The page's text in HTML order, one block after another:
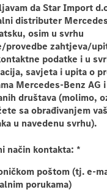
da Star Import
distributer
osim u svrhu
provedbe zahtjeva/
podatke i u
savjeta i upita o
Mercedes-Benz AG
društava (molimo,
sa obrađivanjem
u navedenu svrhu).
način kontakta: *
poštom (tj. e-
porukama)